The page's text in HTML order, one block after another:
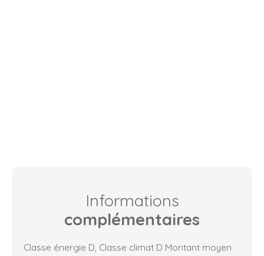
Informations
complémentaires
Classe énergie D, Classe climat D Montant moyen